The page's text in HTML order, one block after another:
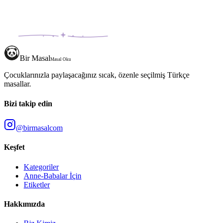
Bir MasalMasal Oku
Çocuklarınızla paylaşacağınız sıcak, özenle seçilmiş Türkçe
masallar.
Bizi takip edin
@birmasalcom
Keşfet
Kategoriler
Anne-Babalar İçin
Etiketler
Hakkımızda